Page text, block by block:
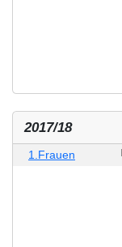
2017/18
1.Frauen